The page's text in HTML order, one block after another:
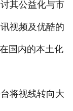
其公益化与市
视频及优酷的
国内的本土化
将视线转向大